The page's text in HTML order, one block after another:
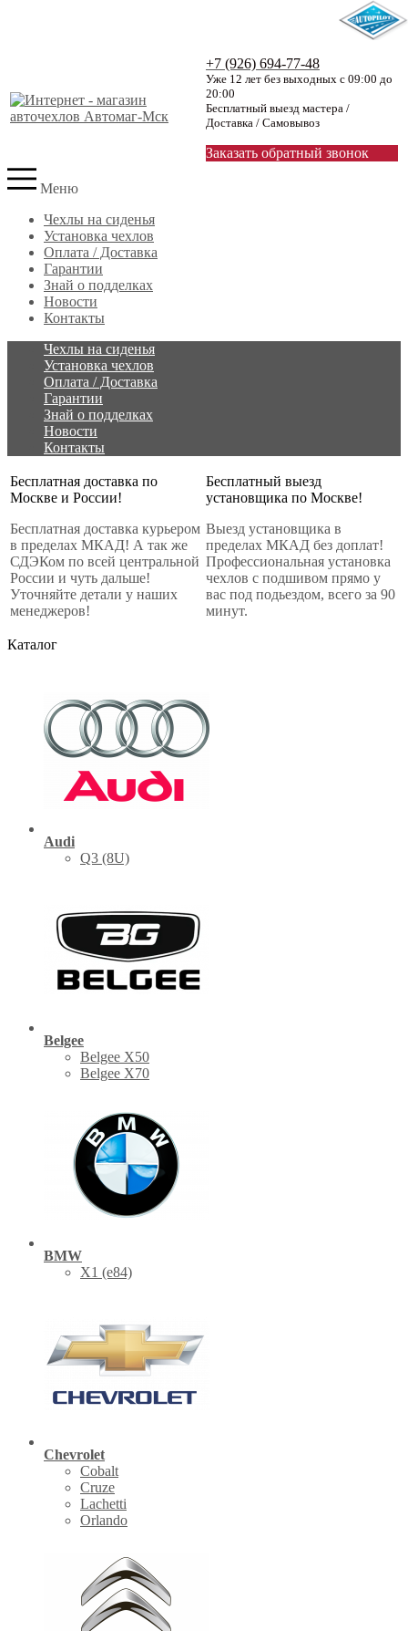
+7 (926) 694-77-48
Уже 12 лет без выходных с 09:00 до
20:00
Бесплатный выезд мастера /
Доставка / Самовывоз
Заказать обратный звонок
Меню
Чехлы на сиденья
Установка чехлов
Оплата / Доставка
Гарантии
Знай о подделках
Новости
Контакты
Чехлы на сиденья
Установка чехлов
Оплата / Доставка
Гарантии
Знай о подделках
Новости
Контакты
Бесплатная доставка по
Москве и России!
Бесплатная доставка курьером
в пределах МКАД! А так же
СДЭКом по всей центральной
России и чуть дальше!
Уточняйте детали у наших
менеджеров!
Бесплатный выезд
установщика по Москве!
Выезд установщика в
пределах МКАД без доплат!
Профессиональная установка
чехлов с подшивом прямо у
вас под подьездом, всего за 90
минут.
Каталог
Audi
Q3 (8U)
Belgee
Belgee X50
Belgee X70
BMW
X1 (е84)
Chevrolet
Cobalt
Cruze
Lachetti
Orlando